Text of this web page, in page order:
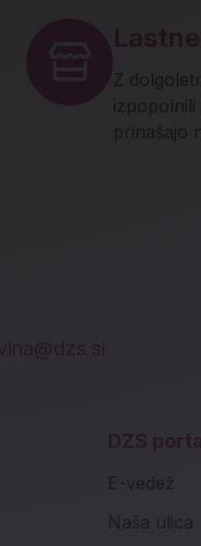
Z
izpopolnili
prinašajo
DZS
E-vedež
Naša ulica